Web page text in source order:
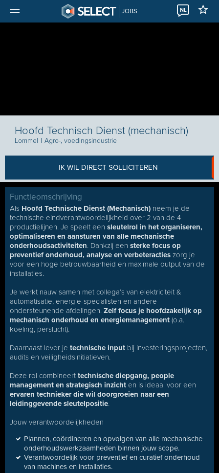
JOBS NL
Hoofd Technisch Dienst (mechanisch)
Lommel I Agro-, voedingsindustrie
IK WIL DIRECT SOLLICITEREN
Functieomschrijving
Als Hoofd Technische Dienst (Mechanisch) neem je de
technische eindverantwoordelijkheid over 2 van de 4
productielijnen. Je speelt een sleutelrol in het organiseren,
optimaliseren en aansturen van alle mechanische
onderhoudsactiviteiten. Dankzij een sterke focus op
preventief onderhoud, analyse en verbeteracties zorg je
voor een hoge betrouwbaarheid en maximale output van de
installaties.
Je werkt nauw samen met collega’s van elektriciteit &
automatisatie, energie-specialisten en andere
ondersteunende afdelingen. Zelf focus je hoofdzakelijk op
mechanisch onderhoud en energiemanagement (o.a.
koeling, perslucht).
Daarnaast lever je technische input bij investeringsprojecten,
audits en veiligheidsinitiatieven.
Deze rol combineert technische diepgang, people
management en strategisch inzicht en is ideaal voor een
ervaren technieker die wil doorgroeien naar een
leidinggevende sleutelpositie.
Jouw verantwoordelijkheden
Plannen, coördineren en opvolgen van alle mechanische
onderhoudswerkzaamheden binnen jouw scope.
Verantwoordelijk voor preventief en curatief onderhoud
van machines en installaties.